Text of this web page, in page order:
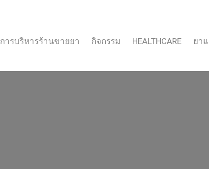
การบริหารร้านขายยา กิจกรรม HEALTHCARE ยา